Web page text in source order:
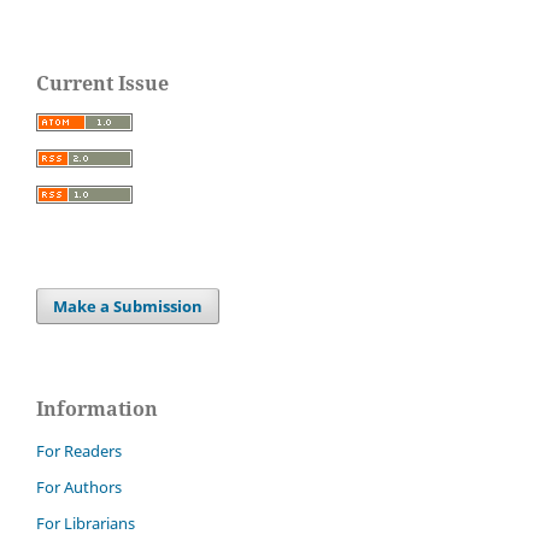
Current Issue
Make a Submission
Information
For Readers
For Authors
For Librarians